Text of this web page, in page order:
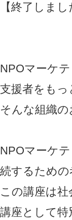
【終了しまし
NPOマーケ
支援者をも
そんな組織
NPOマーケ
続するための
この講座は
講座として特